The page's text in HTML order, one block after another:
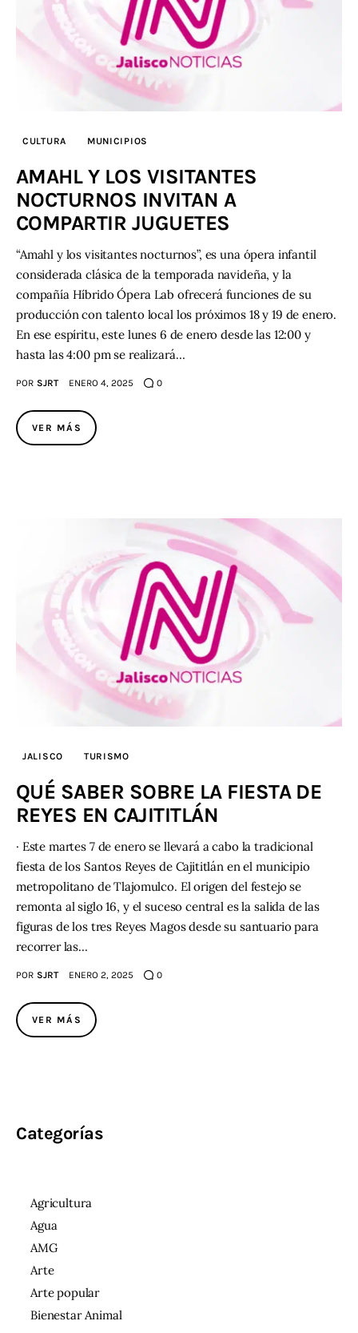
CULTURA MUNICIPIOS
AMAHL Y LOS VISITANTES
NOCTURNOS INVITAN A
COMPARTIR JUGUETES
“Amahl y los visitantes nocturnos”, es una ópera infantil
considerada clásica de la temporada navideña, y la
compañía Híbrido Ópera Lab ofrecerá funciones de su
producción con talento local los próximos 18 y 19 de enero.
En ese espíritu, este lunes 6 de enero desde las 12:00 y
hasta las 4:00 pm se realizará…
POR SJRT ENERO 4, 2025 0
VER MÁS
JALISCO TURISMO
QUÉ SABER SOBRE LA FIESTA DE
REYES EN CAJITITLÁN
· Este martes 7 de enero se llevará a cabo la tradicional
fiesta de los Santos Reyes de Cajititlán en el municipio
metropolitano de Tlajomulco. El origen del festejo se
remonta al siglo 16, y el suceso central es la salida de las
figuras de los tres Reyes Magos desde su santuario para
recorrer las…
POR SJRT ENERO 2, 2025 0
VER MÁS
Categorías
Agricultura
Agua
AMG
Arte
Arte popular
Bienestar Animal